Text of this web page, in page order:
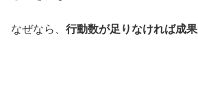
なぜなら、 行動数が足りなければ成